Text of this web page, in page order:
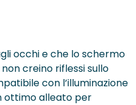
occhi e che lo schermo
creino riflessi sullo
con l’illuminazione
ottimo alleato per